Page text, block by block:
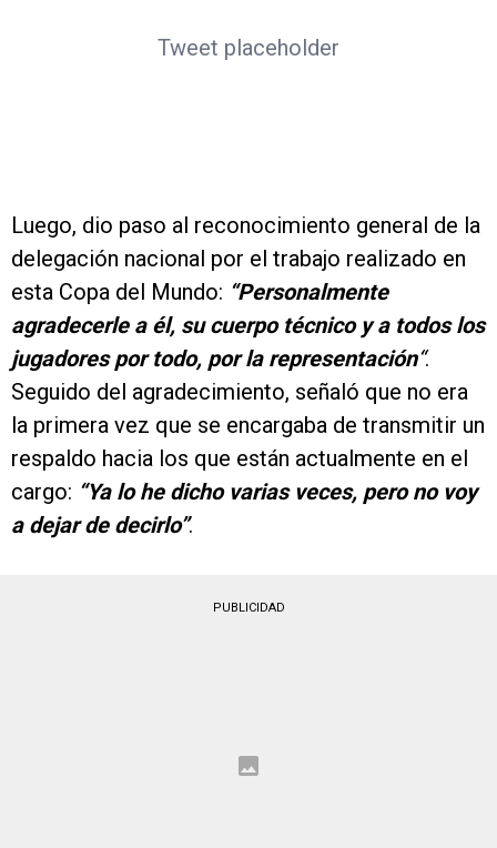
Tweet placeholder
Luego, dio paso al reconocimiento general de la
delegación nacional por el trabajo realizado en
esta Copa del Mundo: “Personalmente
agradecerle a él, su cuerpo técnico y a todos los
jugadores por todo, por la representación“.
Seguido del agradecimiento, señaló que no era
la primera vez que se encargaba de transmitir un
respaldo hacia los que están actualmente en el
cargo: “Ya lo he dicho varias veces, pero no voy
a dejar de decirlo”.
PUBLICIDAD